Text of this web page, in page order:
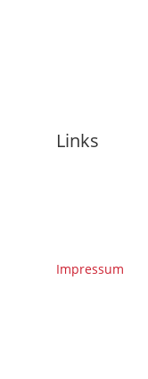
Links
Impressum